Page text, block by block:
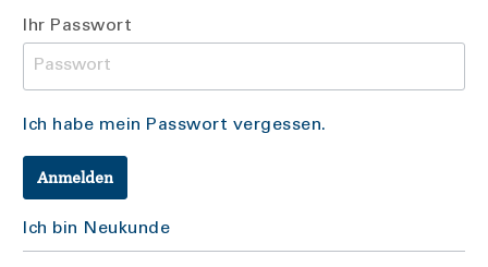
Ihr Passwort
Ich habe mein Passwort vergessen.
Anmelden
Ich bin Neukunde